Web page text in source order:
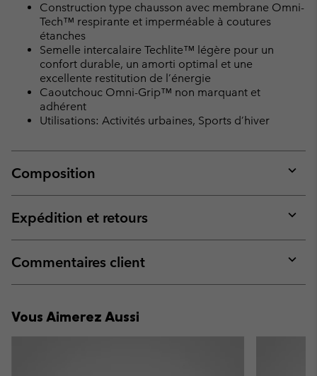
Construction type chausson avec membrane Omni-
Tech™ respirante et imperméable à coutures
étanches
Semelle intercalaire Techlite™ légère pour un
confort durable, un amorti optimal et une
excellente restitution de l’énergie
Caoutchouc Omni-Grip™ non marquant et
adhérent
Utilisations: Activités urbaines, Sports d’hiver
Composition
or
Expédition et retours
or
Commentaires client
or
Vous Aimerez Aussi